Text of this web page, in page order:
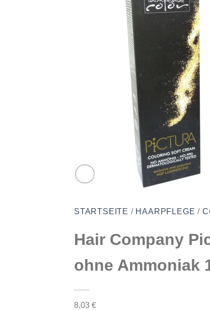
STARTSEITE / HAARPFLEGE /
Hair Company
ohne Ammoniak
8,03 €